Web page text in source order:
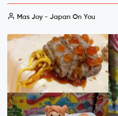
Mas Joy - Japan On You